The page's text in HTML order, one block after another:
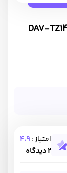
امتیاز :4.9
2 دیدگاه